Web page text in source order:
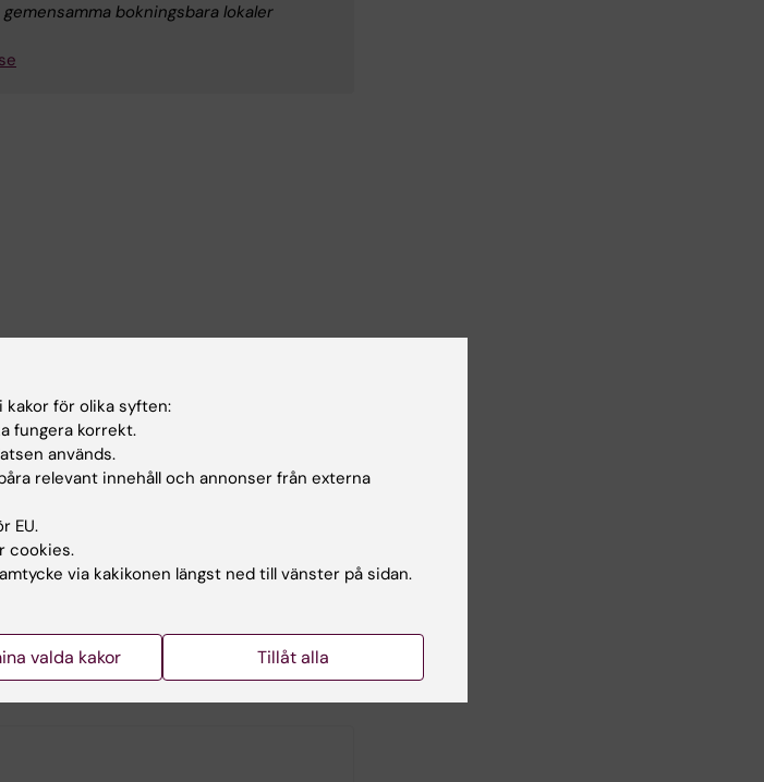
bokningsbara lokaler
kakor för olika syften:
fungera korrekt.
används.
relevant innehåll och annonser från externa
EU.
cookies.
via kakikonen längst ned till vänster på sidan.
valda kakor Tillåt alla